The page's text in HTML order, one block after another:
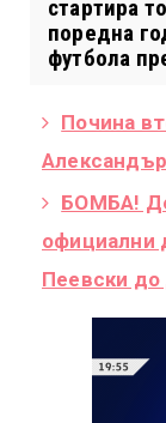
стартира
поредна
футбола
Почина
БОМБА!
официални
Пеевски